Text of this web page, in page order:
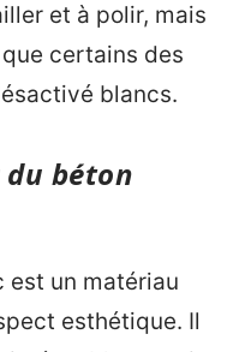
et à polir, mais
certains des
blancs.
béton
est un matériau
esthétique. Il